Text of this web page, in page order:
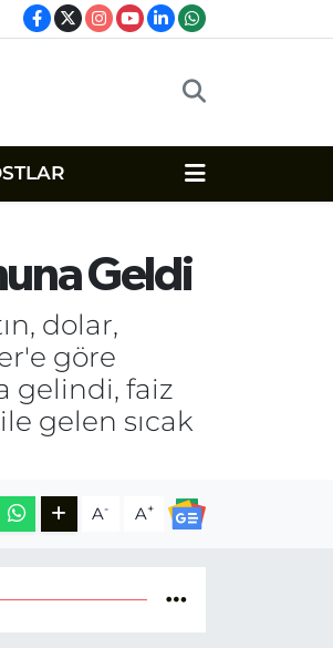
Geldi
dolar,
göre
gelindi, faiz
gelen sıcak
A- A+